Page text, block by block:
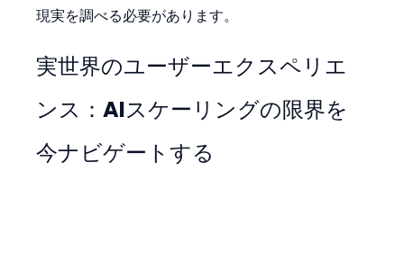
現実を調べる必要があります。
実世界のユーザーエクスペリエ
ンス：AIスケーリングの限界を
今ナビゲートする